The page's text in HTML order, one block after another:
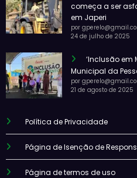
começa a ser
em Japeri
por
24 de julho de 2025
‘Inclusão em
Municipal da
por
21 de agosto de 2025
Política de Privacidade
Página de Isenção de
Página de termos de uso